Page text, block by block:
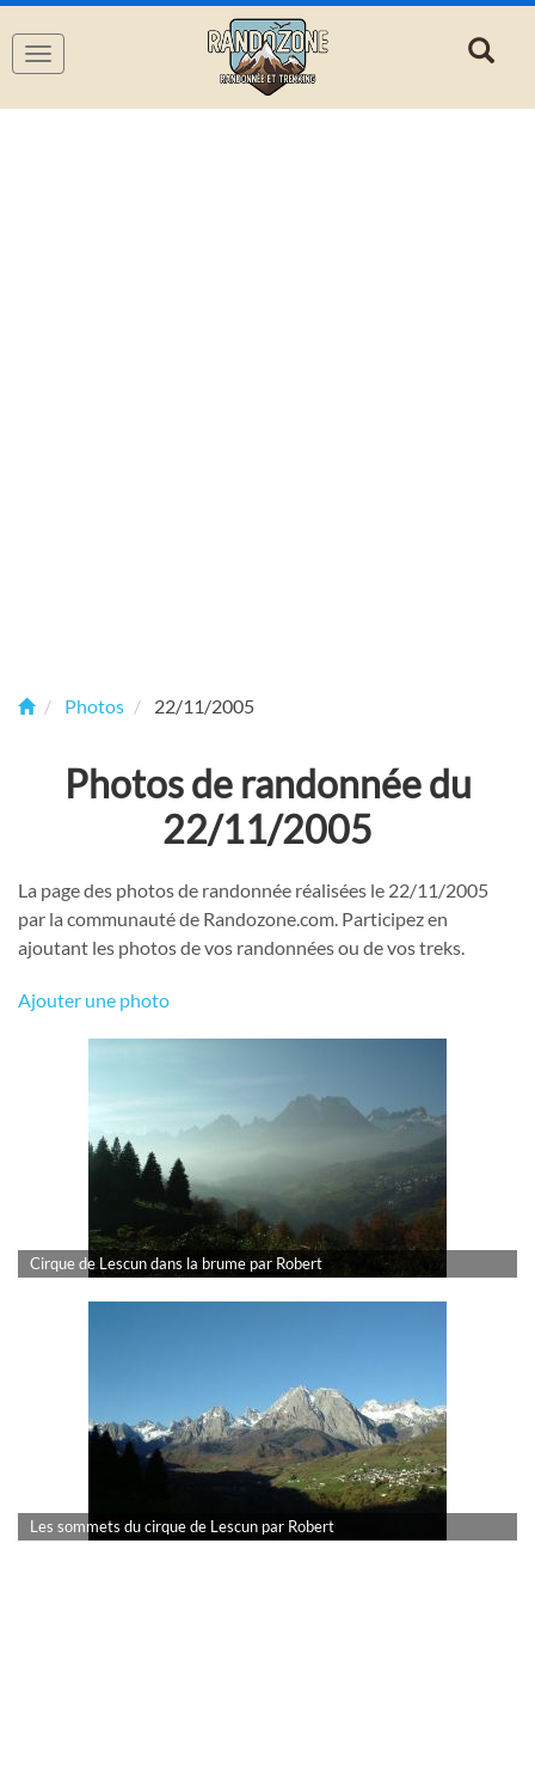
Navigation
Photos 22/11/2005
Photos de randonnée du
22/11/2005
La page des photos de randonnée réalisées le 22/11/2005
par la communauté de Randozone.com. Participez en
ajoutant les photos de vos randonnées ou de vos treks.
Ajouter une photo
Cirque de Lescun dans la brume par Robert
Les sommets du cirque de Lescun par Robert